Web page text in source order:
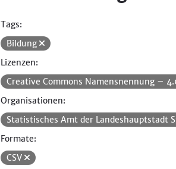
Tags:
Bildung
Lizenzen:
Creative Commons Namensnennung –
Organisationen:
Statistisches Amt der Landeshauptstadt
Formate:
CSV